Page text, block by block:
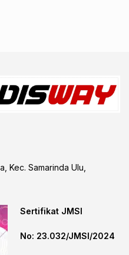
Kec. Samarinda Ulu,
Sertifikat JMSI
No: 23.032/JMSI/2024